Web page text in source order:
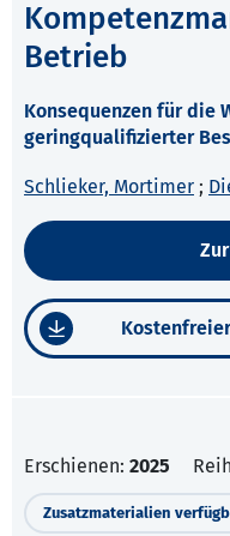
Betrieb
Konsequenzen für die
geringqualifizierter
Schlieker, Mortimer ;
Kostenfreier
Erschienen: 2025
Zusatzmaterialien